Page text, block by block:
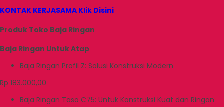
KONTAK KERJASAMA Klik Disini
Produk Toko Baja Ringan
Baja Ringan Untuk Atap
Baja Ringan Profil Z: Solusi Konstruksi Modern
Rp 183.000,00
Baja Ringan Taso C75: Untuk Konstruksi Kuat dan Ringan